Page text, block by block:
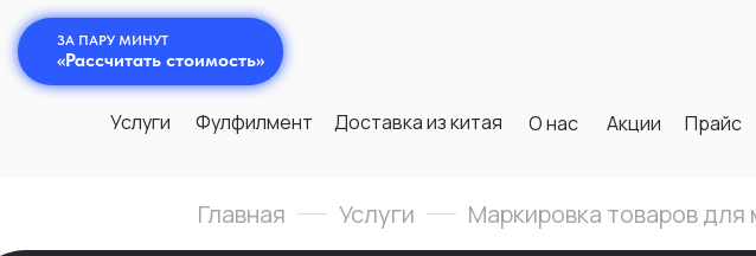
Услуги Фулфилмент Доставка из китая Акции
О нас Прайс
ЗА ПАРУ МИНУТ
«Рассчитать стоимость»
Главная Услуги Маркировка товаров для